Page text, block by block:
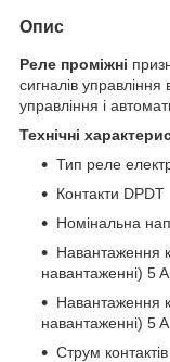
Опис
Реле проміжні
сигналів
управління і
Технічні
Тип реле
Контакти DPDT
Номінальна
Навантаження
навантаженні) 5
Навантаження
навантаженні) 5
Струм